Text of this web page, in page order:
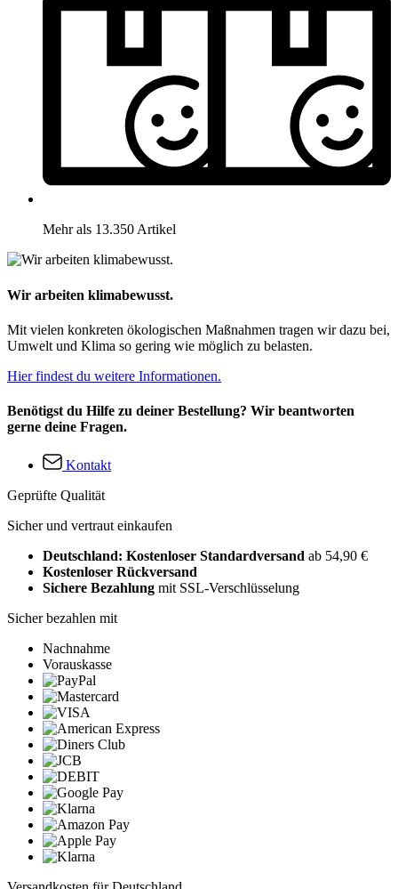
Mehr als 13.350 Artikel
Wir arbeiten klimabewusst.
Mit vielen konkreten ökologischen Maßnahmen tragen wir dazu bei,
Umwelt und Klima so gering wie möglich zu belasten.
Hier findest du weitere Informationen.
Benötigst du Hilfe zu deiner Bestellung? Wir beantworten
gerne deine Fragen.
Kontakt
Geprüfte Qualität
Sicher und vertraut einkaufen
Deutschland: Kostenloser Standardversand ab 54,90 €
Kostenloser Rückversand
Sichere Bezahlung mit SSL-Verschlüsselung
Sicher bezahlen mit
Nachnahme
Vorauskasse